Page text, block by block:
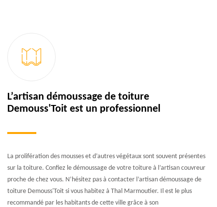
L’artisan démoussage de toiture
Demouss'Toit est un professionnel
La prolifération des mousses et d’autres végétaux sont souvent présentes
sur la toiture. Confiez le démoussage de votre toiture à l’artisan couvreur
proche de chez vous. N’hésitez pas à contacter l’artisan démoussage de
toiture Demouss'Toit si vous habitez à Thal Marmoutier. Il est le plus
recommandé par les habitants de cette ville grâce à son